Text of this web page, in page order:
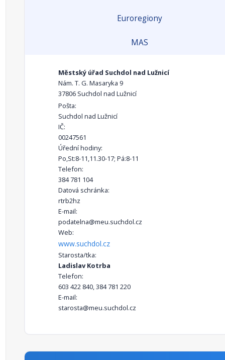
Euroregiony
MAS
Městský úřad Suchdol nad Lužnicí
Nám. T. G. Masaryka 9
37806 Suchdol nad Lužnicí
Pošta:
Suchdol nad Lužnicí
IČ:
00247561
Úřední hodiny:
Po,St:8-11,11.30-17; Pá:8-11
Telefon:
384 781 104
Datová schránka:
rtrb2hz
E-mail:
podatelna@meu.suchdol.cz
Web:
www.suchdol.cz
Starosta/tka:
Ladislav Kotrba
Telefon:
603 422 840, 384 781 220
E-mail:
starosta@meu.suchdol.cz